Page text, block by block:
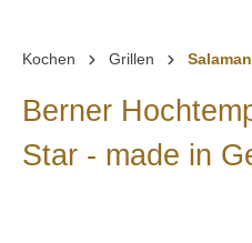
Kochen Grillen
Berner
Star - made in